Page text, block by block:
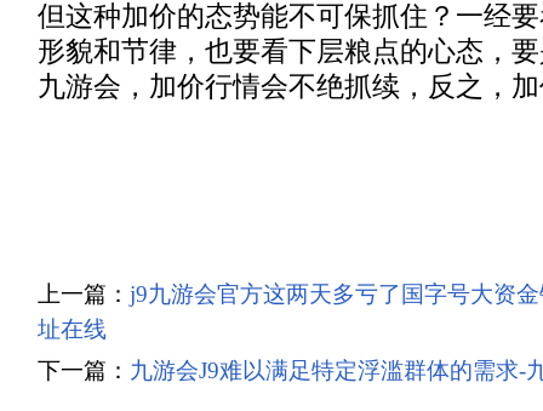
但这种加价的态势能不可保抓住？一经
形貌和节律，也要看下层粮点的心态，
九游会，加价行情会不绝抓续，反之，
上一篇： j9九游会官方这两天多亏了国字号大资
址在线
下一篇： 九游会J9难以满足特定浮滥群体的需求-